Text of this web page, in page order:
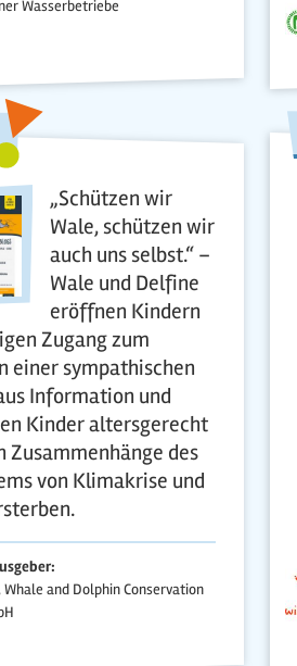
Wasserbetriebe
„Schützen wir
Wale, schützen wir
auch uns selbst.“ –
Wale und Delfine
eröffnen Kindern
Zugang zum
einer sympathischen
Information und
Kinder altersgerecht
Zusammenhänge des
von Klimakrise und
Whale and Dolphin Conservation